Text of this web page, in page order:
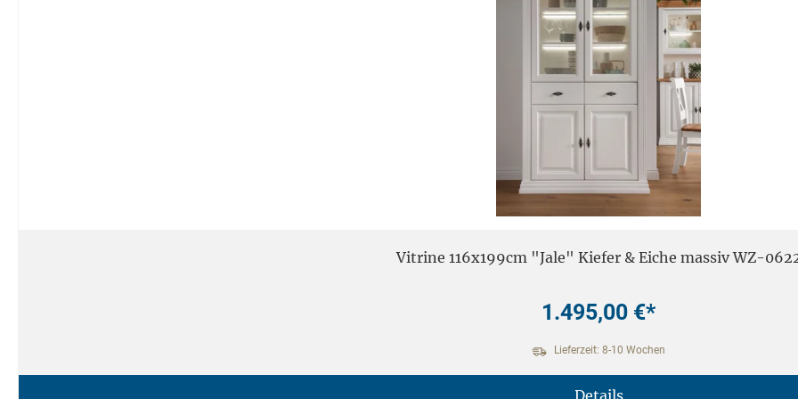
Vitrine 116x199cm "Jale" Kiefer & Eiche massiv WZ-
1.495,00 €*
Lieferzeit: 8-10 Wochen
Details